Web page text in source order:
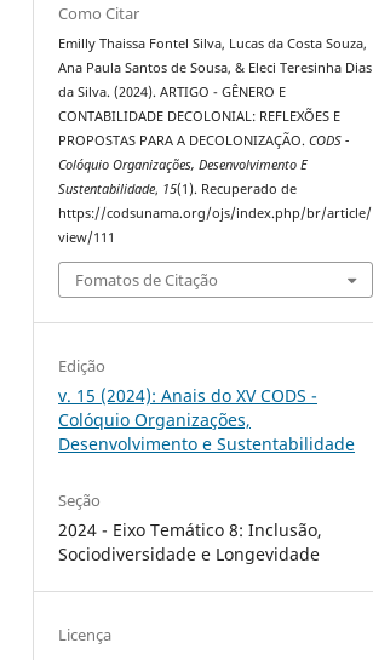
Como Citar
Emilly Thaissa Fontel Silva, Lucas da Costa Souza,
Ana Paula Santos de Sousa, & Eleci Teresinha Dias
da Silva. (2024). ARTIGO - GÊNERO E
CONTABILIDADE DECOLONIAL: REFLEXÕES E
PROPOSTAS PARA A DECOLONIZAÇÃO.CODS -
Colóquio Organizações, Desenvolvimento E
Sustentabilidade, 15(1). Recuperado de
https://codsunama.org/ojs/index.php/br/article/
view/111
Fomatos de Citação
Edição
v. 15 (2024): Anais do XV CODS -
Colóquio Organizações,
Desenvolvimento e Sustentabilidade
Seção
2024 - Eixo Temático 8: Inclusão,
Sociodiversidade e Longevidade
Licença